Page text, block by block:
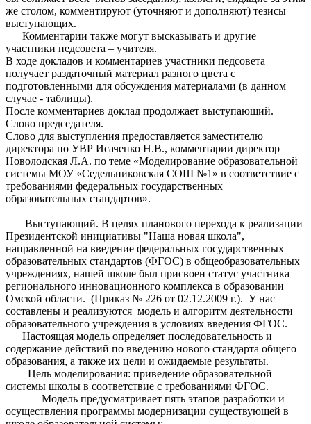
же столом, комментируют (уточняют и дополняют) тезисы
выступающих.
Комментарии также могут высказывать и другие
участники педсовета – учителя.
В ходе докладов и комментариев участники педсовета
получает раздаточный материал разного цвета с
подготовленными для обсуждения материалами (в данном
случае - таблицы).
После комментариев доклад продолжает выступающий.
Слово председателя.
Слово для выступления предоставляется заместителю
директора по УВР Исаченко Н.В., комментарии директор
Новолодская Л.А. по теме «Моделирование образовательной
системы МОУ «Седельниковская СОШ №1» в соответствие с
требованиями федеральных государственных
образовательных стандартов».
Выступающий. В целях планового перехода к реализации
Президентской инициативы "Наша новая школа",
направленной на введение федеральных государственных
образовательных стандартов (ФГОС) в общеобразовательных
учреждениях, нашей школе был присвоен статус участника
регионального инновационного комплекса в образовании
Омской области. (Приказ № 226 от 02.12.2009 г.). У нас
составлены и реализуются модель и алгоритм деятельности
образовательного учреждения в условиях введения ФГОС.
Настоящая модель определяет последовательность и
содержание действий по введению нового стандарта общего
образования, а также их цели и ожидаемые результаты.
Цель моделирования: приведение образовательной
системы школы в соответствие с требованиями ФГОС.
Модель предусматривает пять этапов разработки и
осуществления программы модернизации существующей в